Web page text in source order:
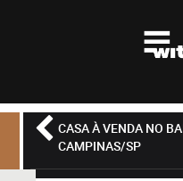
CASA À VENDA NO
CAMPINAS/SP